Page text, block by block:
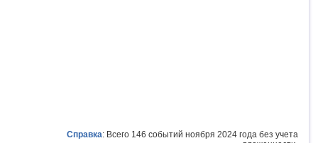
Справка: Всего 146 событий ноября 2024 года без учета